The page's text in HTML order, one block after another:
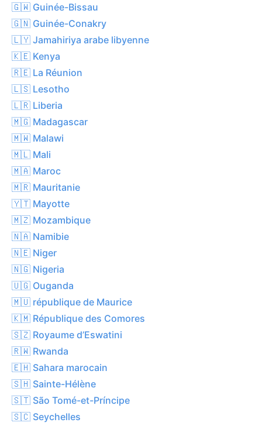
🇬🇼 Guinée-Bissau
🇬🇳 Guinée-Conakry
🇱🇾 Jamahiriya arabe libyenne
🇰🇪 Kenya
🇷🇪 La Réunion
🇱🇸 Lesotho
🇱🇷 Liberia
🇲🇬 Madagascar
🇲🇼 Malawi
🇲🇱 Mali
🇲🇦 Maroc
🇲🇷 Mauritanie
🇾🇹 Mayotte
🇲🇿 Mozambique
🇳🇦 Namibie
🇳🇪 Niger
🇳🇬 Nigeria
🇺🇬 Ouganda
🇲🇺 république de Maurice
🇰🇲 République des Comores
🇸🇿 Royaume d’Eswatini
🇷🇼 Rwanda
🇪🇭 Sahara marocain
🇸🇭 Sainte-Hélène
🇸🇹 São Tomé-et-Príncipe
🇸🇨 Seychelles